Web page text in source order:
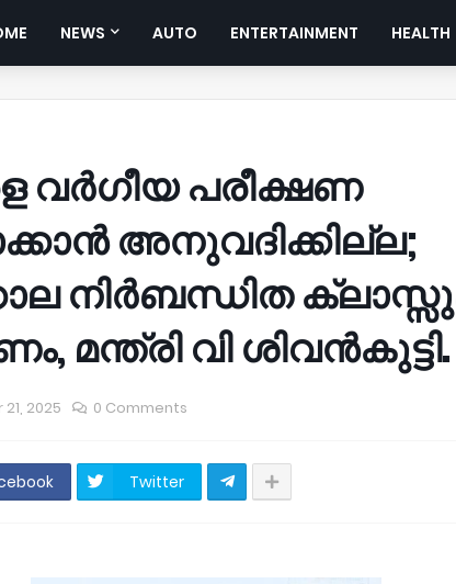
NEWS AUTO ENTERTAINMENT HEALTH
വർഗീയ പരീക്ഷണ
അനുവദിക്കില്ല;
നിർബന്ധിത
മന്ത്രി വി ശിവൻകുട്ടി.
2025 0 Comments
Twitter